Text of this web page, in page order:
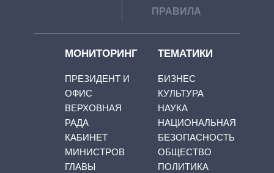
ПРАВИЛА
МОНИТОРИНГ
ПРЕЗИДЕНТ И
ОФИС
ВЕРХОВНАЯ
РАДА
КАБИНЕТ
МИНИСТРОВ
ГЛАВЫ
ТЕМАТИКИ
БИЗНЕС
КУЛЬТУРА
НАУКА
НАЦИОНАЛЬНАЯ
БЕЗОПАСНОСТЬ
ОБЩЕСТВО
ПОЛИТИКА